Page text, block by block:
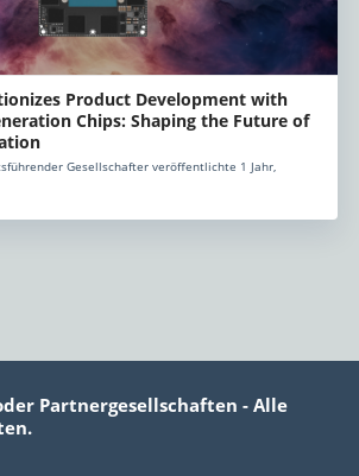
Product Development with
Chips: Shaping the Future of
Gesellschafter veröffentlichte 1 Jahr,
Partnergesellschaften - Alle